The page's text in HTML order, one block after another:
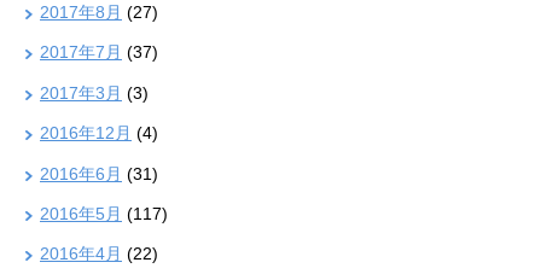
2017年8月 (27)
2017年7月 (37)
2017年3月 (3)
2016年12月 (4)
2016年6月 (31)
2016年5月 (117)
2016年4月 (22)